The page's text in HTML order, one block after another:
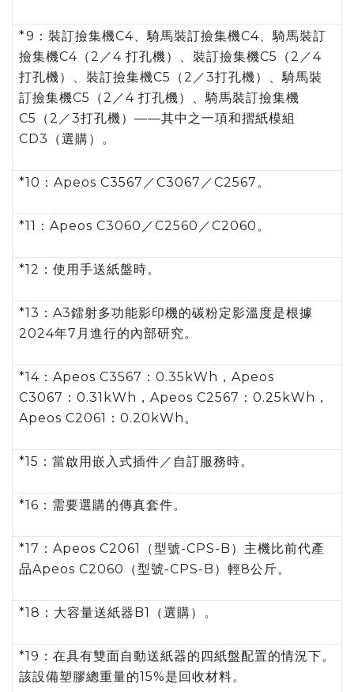
*9：裝訂撿集機C4、騎馬裝訂撿集機C4、騎馬裝訂
撿集機C4（2／4 打孔機）、裝訂撿集機C5（2／4
打孔機）、裝訂撿集機C5（2／3打孔機）、騎馬裝
訂撿集機C5（2／4 打孔機）、騎馬裝訂撿集機
C5（2／3打孔機）——其中之一項和摺紙模組
CD3（選購）。
*10：Apeos C3567／C3067／C2567。
*11：Apeos C3060／C2560／C2060。
*12：使用手送紙盤時。
*13：A3鐳射多功能影印機的碳粉定影溫度是根據
2024年7月進行的內部研究。
*14：Apeos C3567：0.35kWh，Apeos
C3067：0.31kWh，Apeos C2567：0.25kWh，
Apeos C2061：0.20kWh。
*15：當啟用嵌入式插件／自訂服務時。
*16：需要選購的傳真套件。
*17：Apeos C2061（型號-CPS-B）主機比前代產
品Apeos C2060（型號-CPS-B）輕8公斤。
*18：大容量送紙器B1（選購）。
*19：在具有雙面自動送紙器的四紙盤配置的情況下。
該設備塑膠總重量的15%是回收材料。